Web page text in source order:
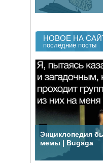
НОВОЕ НА
последние посты
Энциклопедия
мемы | Bugaga